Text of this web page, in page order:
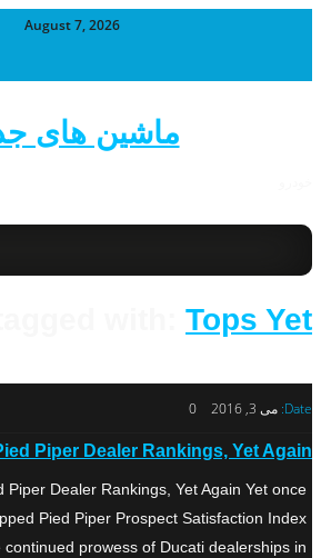
August 7, 2026
ماشین های
Tops Yet
Date: می 3, 2016 0
Piper Dealer Rankings, Yet Again
Piper Dealer Rankings, Yet Again Yet once
Pied Piper Prospect Satisfaction Index
prowess of Ducati dealerships in